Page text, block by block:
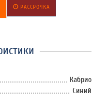
РАССРОЧКА
Кабрио
Синий